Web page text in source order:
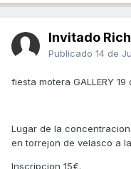
Invitado
Publicado 14 de
fiesta motera GALLERY 19
Lugar de la
en torrejon de velasco a
Inscripcion 15€.